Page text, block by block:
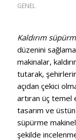
GENEL
Kaldırım
düzenini
makinalar,
tutarak,
açıdan çekici
artıran üç temel
tasarım ve üstün
süpürme
şekilde